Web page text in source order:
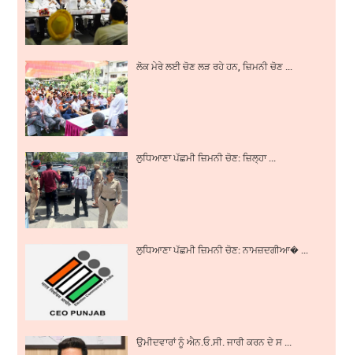
ਲੋਕ ਮੇਰੇ ਲਈ ਚੋਣ ਲੜ ਰਹੇ ਹਨ, ਜ਼ਿਮਨੀ ਚੋਣ ...
ਲੁਧਿਆਣਾ ਪੱਛਮੀ ਜ਼ਿਮਨੀ ਚੋਣ: ਜ਼ਿਲ੍ਹਾ ...
ਲੁਧਿਆਣਾ ਪੱਛਮੀ ਜ਼ਿਮਨੀ ਚੋਣ: ਨਾਮਜ਼ਦਗੀਆ� ...
ਉਮੀਦਵਾਰਾਂ ਨੂੰ ਐਨ.ਓ.ਸੀ. ਜਾਰੀ ਕਰਨ ਦੇ ਸ ...